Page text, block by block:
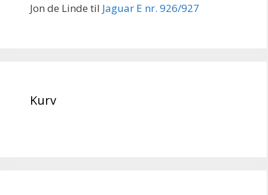
Jon de Linde til Jaguar E nr. 926/927
Kurv